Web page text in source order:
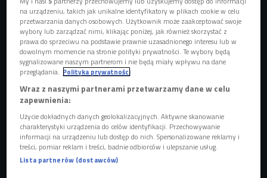
Hot Chip podczas koncertu na Sonar Festival
Foto: Christian
Bertrand/Shutterstock
na urządzeniu, takich jak unikalne identyfikatory w plikach cookie w celu
przetwarzania danych osobowych. Użytkownik może zaakceptować swoje
wybory lub zarządzać nimi, klikając poniżej, jak również skorzystać z
prawa do sprzeciwu na podstawie prawnie uzasadnionego interesu lub w
dowolnym momencie na stronie polityki prywatności. Te wybory będą
sygnalizowane naszym partnerom i nie będą miały wpływu na dane
przeglądania. Polityka prywatności
Wraz z naszymi partnerami przetwarzamy dane w celu
zapewnienia:
Użycie dokładnych danych geolokalizacyjnych. Aktywne skanowanie
charakterystyki urządzenia do celów identyfikacji. Przechowywanie
informacji na urządzeniu lub dostęp do nich. Spersonalizowane reklamy i
treści, pomiar reklam i treści, badnie odbiorców i ulepszanie usług.
Lista partnerów (dostawców)